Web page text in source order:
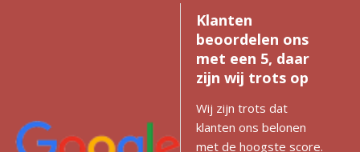
Klanten
beoordelen ons
met een 5, daar
zijn wij trots op
Wij zijn trots dat
klanten ons belonen
met de hoogste score.